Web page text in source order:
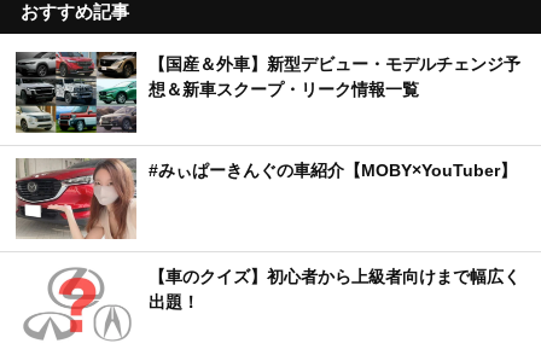
おすすめ記事
【国産＆外車】新型デビュー・モデルチェンジ予
想＆新車スクープ・リーク情報一覧
#みぃぱーきんぐの車紹介【MOBY×YouTuber】
【車のクイズ】初心者から上級者向けまで幅広く
出題！